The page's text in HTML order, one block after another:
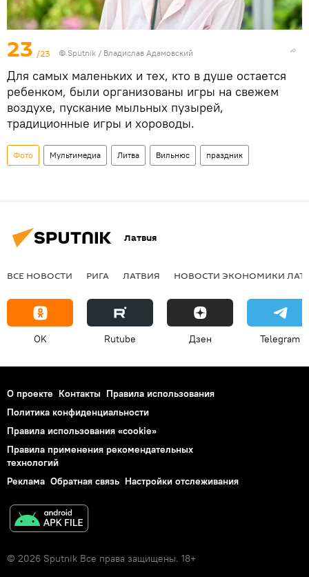
23 /23 © Sputnik / Владислав Адамовский
Для самых маленьких и тех, кто в душе остается
ребенком, были организованы игры на свежем
воздухе, пускание мыльных пузырей,
традиционные игры и хороводы.
Фото Мультимедиа Литва Вильнюс праздник
Латвия
ВСЕ НОВОСТИ РИГА ЛАТВИЯ НОВОСТИ ЭКОНОМИКИ
OK Rutube Дзен Telegram
О проекте Контакты Правила использования
Политика конфиденциальности
Правила использования «cookie»
Правила применения рекомендательных
технологий
Реклама Обратная связь Настройки отслеживания
© 2026 Sputnik Все права защищены. 18+